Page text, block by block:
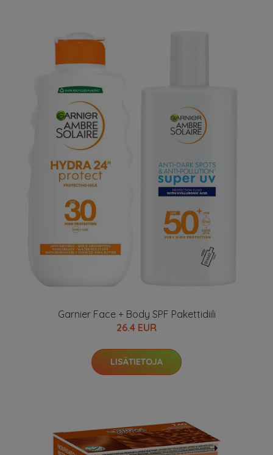
Garnier Face + Body SPF Pakettidiili
26.4 EUR
LISÄTIETOJA